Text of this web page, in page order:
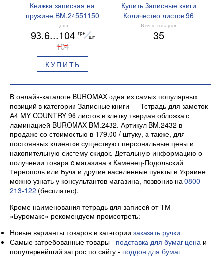
Книжка записная на
пружине BM.24551150
Цена
93.6...104 грн
шт
104
КУПИТЬ
Купить Записные книги
Количество листов 96
Всего товаров
35
В онлайн-каталоге BUROMAX одна из самых популярных
позиций в категории Записные книги — Тетрадь для заметок
А4 MY COUNTRY 96 листов в клетку твердая обложка с
ламинацией BUROMAX BM.2432. Артикул BM.2432 в
продаже со стоимостью в 179.00 / штуку, а также, для
постоянных клиентов существуют персональные цены и
накопительную систему скидок. Детальную информацию о
получении товара c магазина в Каменец-Подольский,
Тернополь или Буча и другие населенные пункты в Украине
можно узнать у консультантов магазина, позвонив на 0800-
213-122 (бесплатно).
Кроме наименования тетрадь для записей от ТМ
«Буромакс» рекомендуем промсотреть:
Новые варианты товаров в категории заказать ручки
Самые затребованные товары - подставка для бумаг цена и
популярнейший запрос по сайту - поддон для бумаг